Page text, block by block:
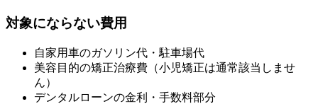
対象にならない費用
自家用車のガソリン代・駐車場代
美容目的の矯正治療費（小児矯正は通常該当しませ
ん）
デンタルローンの金利・手数料部分